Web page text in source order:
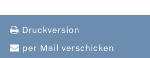
Druckversion
per Mail verschicken